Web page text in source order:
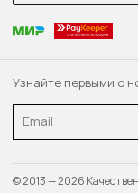
Узнайте первыми о
Email
© 2013 — 2026